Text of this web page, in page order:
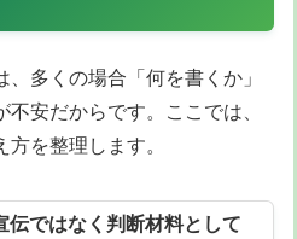
多くの場合「何を書くか」
安だからです。ここでは、
を整理します。
伝ではなく判断材料として